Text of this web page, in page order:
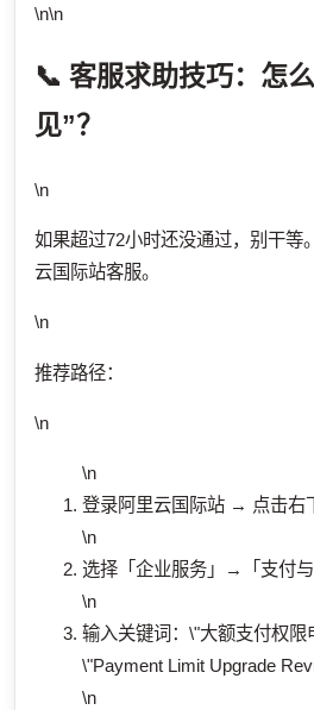
\n\n
📞 客服求助技巧：怎
见”？
\n
如果超过72小时还没通过，别干等
云国际站客服。
\n
推荐路径：
\n
\n
登录阿里云国际站 → 点击右
\n
选择「企业服务」→「支付与
\n
输入关键词：\"大额支付权限
\"Payment Limit Upgrade
\n